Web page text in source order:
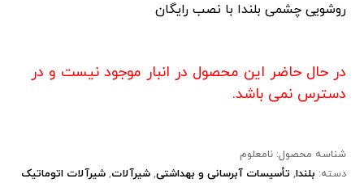
روشویی چشمی بلندا با نصب رایگان
در حال حاضر این محصول در انبار موجود نیست و در
دسترس نمی باشد.
شناسه محصول:نامعلوم
دسته: بلندا, تأسیسات آبرسانی و بهداشتی,شیرآلات,شیرآلات اتوماتیک